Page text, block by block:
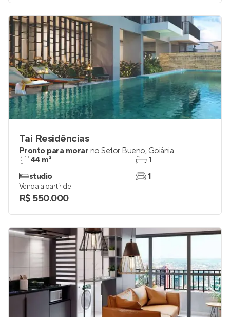
Tai Residências
Pronto para morar no Setor Bueno, Goiânia
44 m²
studio
1
1
Venda a partir de
R$ 550.000